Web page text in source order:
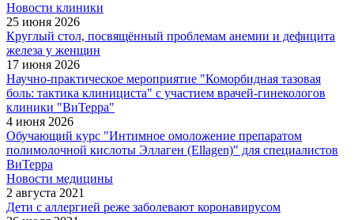
Новости клиники
25 июня 2026
Круглый стол, посвящённый проблемам анемии и дефицита
железа у женщин
17 июня 2026
Научно-практическое мероприятие "Коморбидная тазовая
боль: тактика клинициста" с участием врачей-гинекологов
клиники "ВиТерра"
4 июня 2026
Обучающий курс "Интимное омоложение препаратом
полимолочной кислоты Эллаген (Ellagen)" для специалистов
ВиТерра
Новости медицины
2 августа 2021
Дети с аллергией реже заболевают коронавирусом